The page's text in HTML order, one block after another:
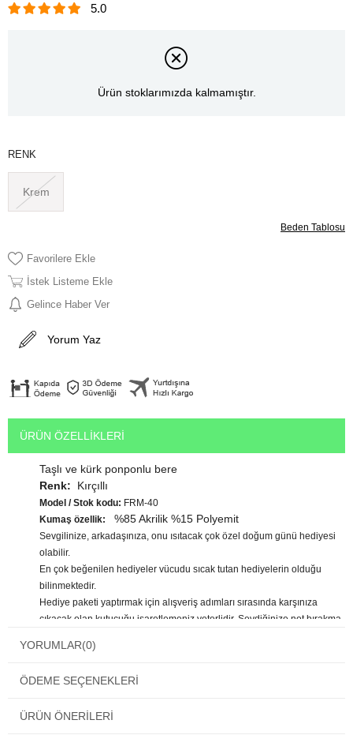
5.0
Ürün stoklarımızda kalmamıştır.
RENK
Krem
Beden Tablosu
Favorilere Ekle
İstek Listeme Ekle
Gelince Haber Ver
Yorum Yaz
ÜRÜN ÖZELLIKLERI
Taşlı ve kürk ponponlu bere
Renk: Kırçıllı
Model / Stok kodu: FRM-40
Kumaş özellik:
%85 Akrilik %15 Polyemit
Sevgilinize, arkadaşınıza, onu ısıtacak çok özel doğum günü hediyesi
olabilir.
En çok beğenilen hediyeler vücudu sıcak tutan hediyelerin olduğu
bilinmektedir.
Hediye paketi yaptırmak için alışveriş adımları sırasında karşınıza
çıkacak olan kutucuğu işaretlemeniz yeterlidir. Sevdiğinize not bırakma
Sevgililerin ve evlilerin aradığı
edebilirsiniz.
veya okula giderken giyebileceğiniz
YORUMLAR(0)
ÖDEME SEÇENEKLERI
ÜRÜN ÖNERILERI